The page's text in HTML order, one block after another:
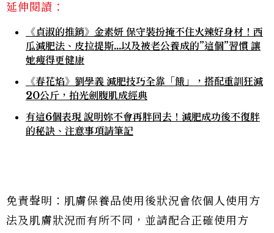
延伸閱讀：
《貞淑的推銷》金素妍 保守裝扮掩不住火辣好身材！西
瓜減肥法、皮拉提斯…以及被老公養成的”這個”習慣 讓
她瘦得更健康
《春花焰》劉學義 減肥技巧全靠「餓」，搭配重訓狂減
20公斤，拍光劍腹肌成經典
有這6個表現 說明妳不會再胖回去！減肥成功後不復胖
的秘訣、注意事項請筆記
免責聲明：肌膚保養品使用後狀況會依個人使用方
法及肌膚狀況而有所不同，並請配合正確使用方